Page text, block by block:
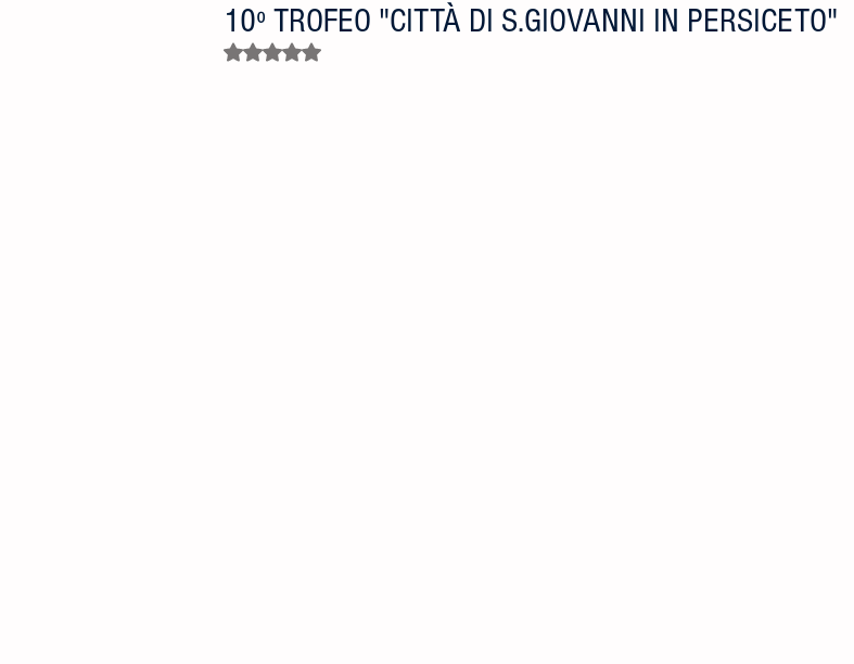
10º TROFEO "CITTÀ DI S.GIOVANNI IN PERSICETO"
Valutazione NaN stelle su 5.